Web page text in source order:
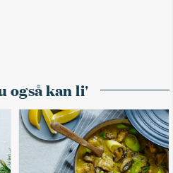
også kan li'